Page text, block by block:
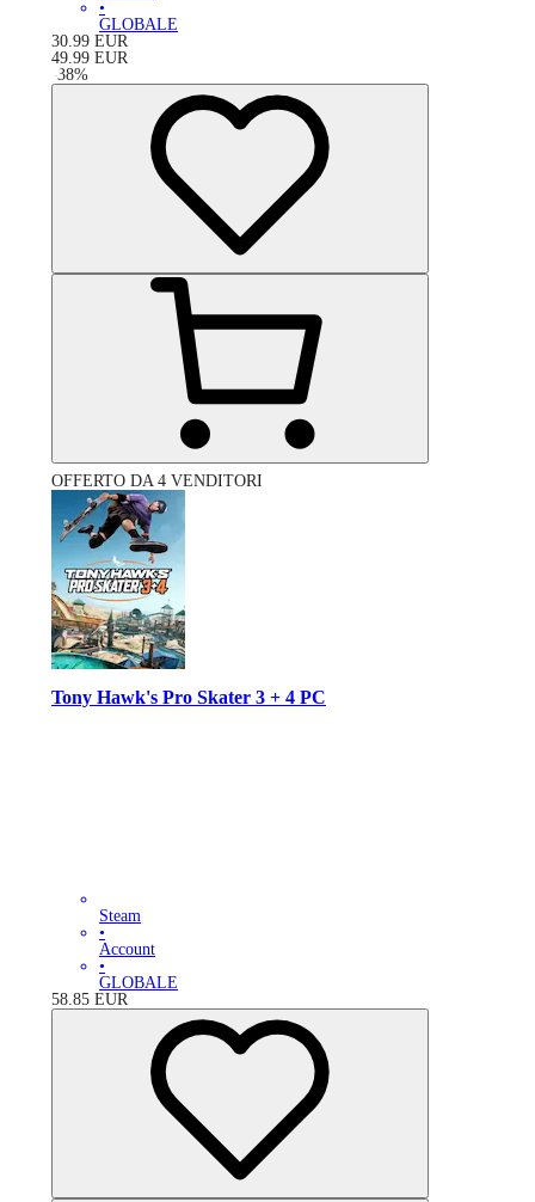
•
GLOBALE
30.99 EUR
49.99 EUR
-38%
OFFERTO DA 4 VENDITORI
Tony Hawk's Pro Skater 3 + 4 PC
Steam
•
Account
•
GLOBALE
58.85 EUR